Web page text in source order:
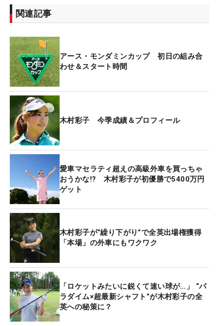
関連記事
アース・モンダミンカップ 初日の組み合
わせ＆スタート時間
木村彩子 今季成績＆プロフィール
愛車マセラティ超えの高級外車を買っちゃ
おうかな!? 木村彩子が初優勝で5400万円
ゲット
木村彩子が“繰り下がり”で全英出場権獲得
「本場」の外車にもワクワク
「ロケットみたいに鋭くて速い球が…」 “パ
ラダイム×超最新シャフト”が木村彩子の全
英への秘策に？